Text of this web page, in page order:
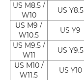
US M8.5 /
W10
US Y8.5
US M9 /
W10.5
US Y9
US M9.5 /
W11
US Y9.5
US M10 /
W11.5
US Y10